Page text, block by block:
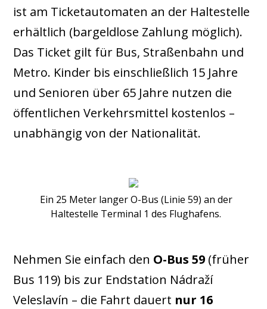
ist am Ticketautomaten an der Haltestelle
erhältlich (bargeldlose Zahlung möglich).
Das Ticket gilt für Bus, Straßenbahn und
Metro. Kinder bis einschließlich 15 Jahre
und Senioren über 65 Jahre nutzen die
öffentlichen Verkehrsmittel kostenlos –
unabhängig von der Nationalität.
Ein 25 Meter langer O-Bus (Linie 59) an der
Haltestelle Terminal 1 des Flughafens.
Nehmen Sie einfach den O-Bus 59 (früher
Bus 119) bis zur Endstation Nádraží
Veleslavín – die Fahrt dauert nur 16